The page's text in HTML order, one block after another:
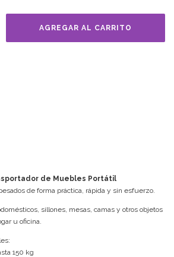
de Muebles Portátil
de forma práctica, rápida y sin esfuerzo.
sillones, mesas, camas y otros objetos
u oficina.
150 kg